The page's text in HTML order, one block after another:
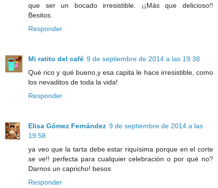
que ser un bocado irresistible. ¡¡Más que delicioso!!
Besitos.
Responder
Mi ratito del café 9 de septiembre de 2014 a las 19:38
Qué rico y qué bueno,y esa capita le hace irresistible, como
los nevaditos de toda la vida!
Responder
Elisa Gómez Fernández 9 de septiembre de 2014 a las
19:58
ya veo que la tarta debe estar riquísima porque en el corte
se ve!! perfecta para cualquier celebración o por qué no?
Darnos un capricho! besos
Responder